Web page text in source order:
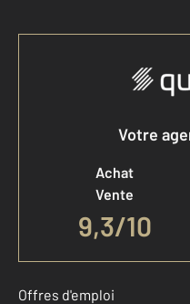
Votre
Achat
Vente
9,3/10
Offres d'emploi